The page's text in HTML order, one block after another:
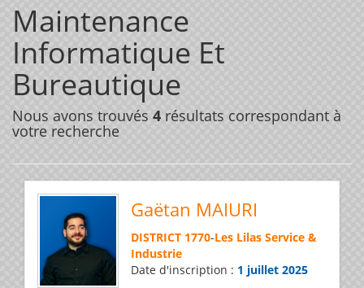
Maintenance
Informatique Et
Bureautique
Nous avons trouvés 4 résultats correspondant à
votre recherche
Gaëtan MAIURI
DISTRICT 1770-Les Lilas Service &
Industrie
Date d'inscription : 1 juillet 2025